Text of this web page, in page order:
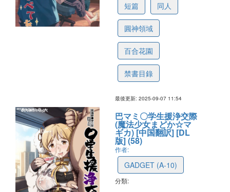
短篇 同人
圓神領域
百合花園
禁書目錄
最後更新: 2025-09-07 11:54
巴マミ〇学生援浄交際
(魔法少女まどか☆マ
ギカ) [中国翻訳] [DL
版] (58)
作者:
GADGET (A-10)
分類: